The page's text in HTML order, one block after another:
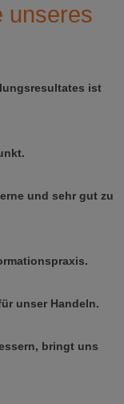
unseres
ist
und sehr gut zu
unser Handeln.
bringt uns